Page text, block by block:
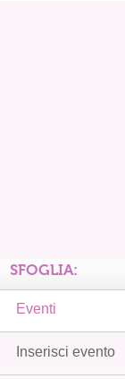
SFOGLIA:
Eventi
Inserisci evento